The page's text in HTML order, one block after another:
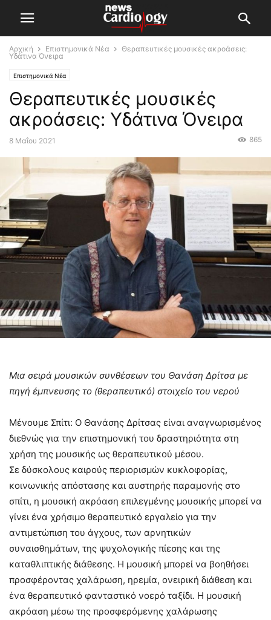
Αρχική Επιστημονικά Νέα
Θεραπευτικές μουσικές ακροάσεις:
Υδάτινα Όνειρα
Επιστημονικά Νέα
Θεραπευτικές μουσικές
ακροάσεις: Υδάτινα Όνειρα
8 Μαΐου 2021 865
Μια σειρά μουσικών συνθέσεων του Θανάση Δρίτσα με
πηγή έμπνευσης το (θεραπευτικό) στοιχείο του νερού
Μένουμε Σπίτι: Ο Θανάσης Δρίτσας είναι αναγνωρισμένος
διεθνώς για την επιστημονική του δραστηριότητα στη
χρήση της μουσικής ως θεραπευτικού μέσου.
Σε δύσκολους καιρούς περιορισμών κυκλοφορίας,
κοινωνικής απόστασης και αυστηρής παραμονής στο
σπίτι, η μουσική ακρόαση επιλεγμένης μουσικής μπορεί να
γίνει ένα χρήσιμο θεραπευτικό εργαλείο για την
αντιμετώπιση του άγχους, των αρνητικών
συναισθημάτων, της ψυχολογικής πίεσης και της
καταθλιπτικής διάθεσης. Η μουσική μπορεί να βοηθήσει
προσφέροντας χαλάρωση, ηρεμία, ονειρική διάθεση και
ένα θεραπευτικό φανταστικό νοερό ταξίδι. Η μουσική
ακρόαση μέσω της προσφερόμενης χαλάρωσης